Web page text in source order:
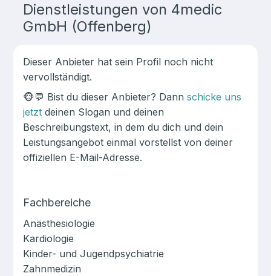
Dienstleistungen von 4medic
GmbH (Offenberg)
Dieser Anbieter hat sein Profil noch nicht
vervollständigt.
🐵💬 Bist du dieser Anbieter? Dann schicke uns
jetzt deinen Slogan und deinen
Beschreibungstext, in dem du dich und dein
Leistungsangebot einmal vorstellst von deiner
offiziellen E-Mail-Adresse.
Fachbereiche
Anästhesiologie
Kardiologie
Kinder- und Jugendpsychiatrie
Zahnmedizin